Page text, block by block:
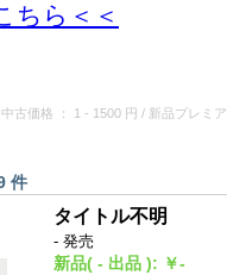
ちら＜＜
中古価格 ： 1 - 1500 円 / 新品プレミア
件
タイトル不明
- 発売
新品( - 出品 ): ￥-